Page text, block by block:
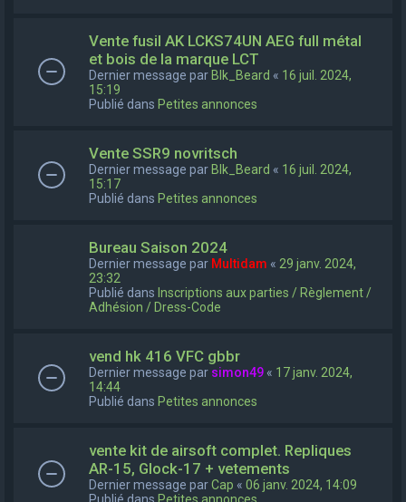
Vente fusil AK LCKS74UN AEG full métal
et bois de la marque LCT
Dernier message par Blk_Beard « 16 juil. 2024,
15:19
Publié dans Petites annonces
Vente SSR9 novritsch
Dernier message par Blk_Beard « 16 juil. 2024,
15:17
Publié dans Petites annonces
Bureau Saison 2024
Dernier message par Multidam « 29 janv. 2024,
23:32
Publié dans Inscriptions aux parties / Règlement /
Adhésion / Dress-Code
vend hk 416 VFC gbbr
Dernier message par simon49 « 17 janv. 2024,
14:44
Publié dans Petites annonces
vente kit de airsoft complet. Repliques
AR-15, Glock-17 + vetements
Dernier message parCap « 06 janv. 2024, 14:09
Publié dans Petites annonces